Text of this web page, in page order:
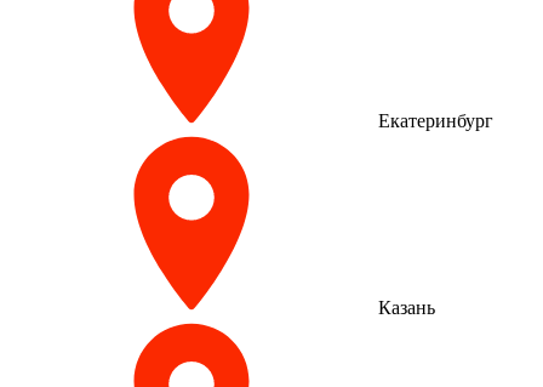
Екатеринбург
Казань